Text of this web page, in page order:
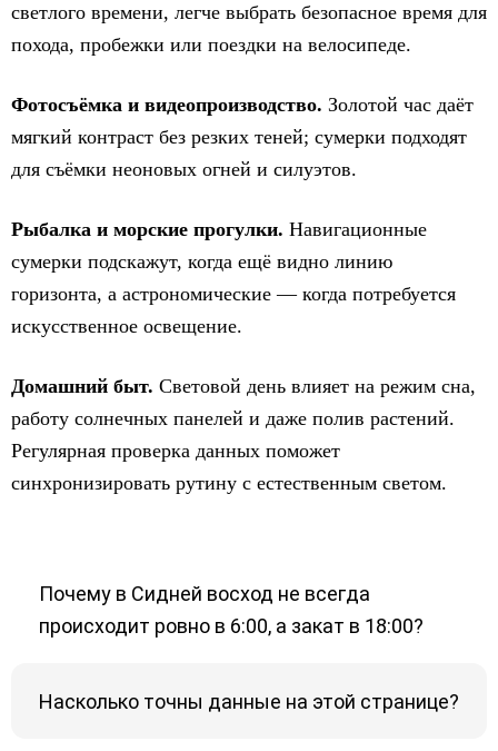
светлого времени, легче выбрать безопасное время для
похода, пробежки или поездки на велосипеде.
Фотосъёмка и видеопроизводство. Золотой час даёт
мягкий контраст без резких теней; сумерки подходят
для съёмки неоновых огней и силуэтов.
Рыбалка и морские прогулки. Навигационные
сумерки подскажут, когда ещё видно линию
горизонта, а астрономические — когда потребуется
искусственное освещение.
Домашний быт. Световой день влияет на режим сна,
работу солнечных панелей и даже полив растений.
Регулярная проверка данных поможет
синхронизировать рутину с естественным светом.
Почему в Сидней восход не всегда
происходит ровно в 6:00, а закат в 18:00?
Насколько точны данные на этой странице?